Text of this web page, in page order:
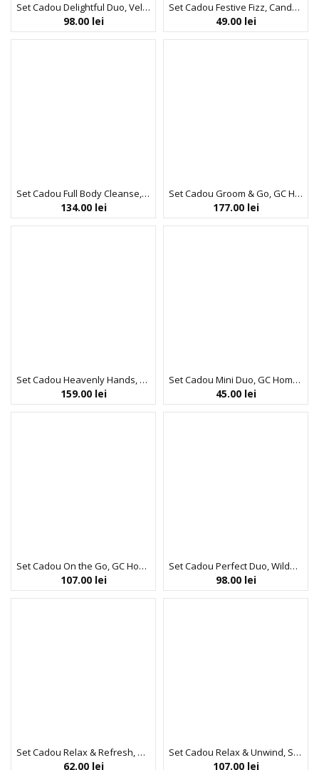
Set Cadou Delightful Duo, Velvet Rose & Peony, Sapun Lichid, Crema Maini si Unghii, Tavita Metalica, The Luxury Bathing Company, 2 articole
98.00 lei
Set Cadou Festive Fizz, Candy Canes, Cocoa & Vanilla Swirl, Bile de Baie in Punga Printata Festiv, The Luxury Bathing Company, 10 x 15 g
49.00 lei
Set Cadou Full Body Cleanse, GC Homme Fine Grooming, Gel de Dus, Spuma de Baie pentru Relaxarea Muschilor, Sapun, Burete Exfoliant Corp, The Luxury Bathing Company, 4 articole
134.00 lei
Set Cadou Groom & Go, GC Homme Fine Grooming, Gel de Dus, Sampon pentru Par si Barba, Spuma de Baie pentru Relaxarea Muschilor, Burete Exfoliant Corp, Portfard Reutilizabil, The Luxury Bathing Company, 4 articole
177.00 lei
Set Cadou Heavenly Hands, Lavender, Sapun Lichid, Crema Maini si Unghii, The Luxury Bathing Company, 2 x 400 ml
159.00 lei
Set Cadou Mini Duo, GC Homme Fine Grooming, Gel de Dus, Sampon pentru Par si Barba, The Luxury Bathing Company, 2 articole
45.00 lei
Set Cadou On the Go, GC Homme Fine Grooming, Gel de Dus, Sampon pentru Par si Barba, Prosop Reutilizabil, Cutie Metalica Reutilizabila cu Inchidere, The Luxury Bathing Company, 3 articole
107.00 lei
Set Cadou Perfect Duo, Wildflowers, Peony, Peach & Raspberry, Crema Maini si Unghii, Manusi pentru Gradinarit cu Print, The Luxury Bathing Company, 2 articole
98.00 lei
Set Cadou Relax & Refresh, GC Homme Fine Grooming, Gel de Dus, Sampon pentru Par si Barba, Burete Exfoliant Corp, The Luxury Bathing Company, 3 articole
62.00 lei
Set Cadou Relax & Unwind, Sweet Vanilla & Almond Glaze, Crema Maini si Unghii, Crema Corp, Gel de Dus, Bila de Baie, Cutie Metalica cu Print si Capac, The Luxury Bathing Company, 4 articole
107.00 lei